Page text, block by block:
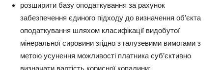
розширити базу оподаткування за рахунок
забезпечення єдиного підходу до визначення об’єкта
оподаткування шляхом класифікації видобутої
мінеральної сировини згідно з галузевими вимогами з
метою усунення можливості платника суб’єктивно
визначати вартість корисної копалини;